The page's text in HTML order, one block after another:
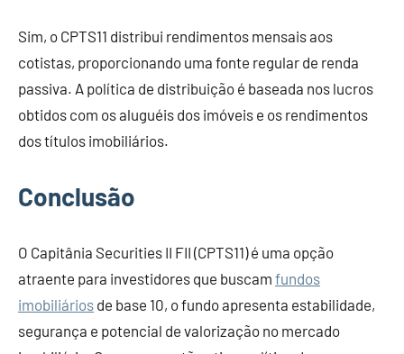
Sim, o CPTS11 distribui rendimentos mensais aos
cotistas, proporcionando uma fonte regular de renda
passiva. A política de distribuição é baseada nos lucros
obtidos com os aluguéis dos imóveis e os rendimentos
dos títulos imobiliários.
Conclusão
O Capitânia Securities II FII (CPTS11) é uma opção
atraente para investidores que buscam fundos
imobiliários de base 10, o fundo apresenta estabilidade,
segurança e potencial de valorização no mercado